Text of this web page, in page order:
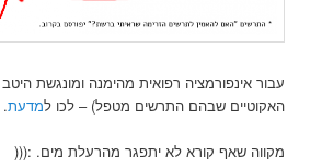
עבור אינפורמציה רפואית מהימנה ומונגשת
האקוטיים שבהם התרשים מטפל) – לכו למדעת.
מקווה שאף קורא לא יתפגר מהרעלת מים. :(((